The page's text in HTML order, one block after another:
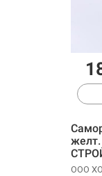
желт.
ООО